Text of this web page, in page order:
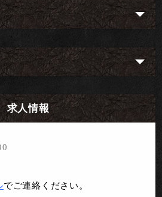
求人情報
でご連絡ください。